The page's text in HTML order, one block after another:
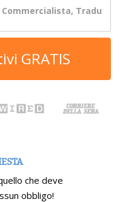
GRATIS
che deve
obbligo!